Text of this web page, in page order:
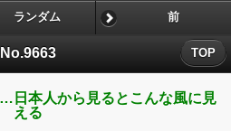
No.9663 TOP
ランダム 前
日本人から見るとこんな風に見
える